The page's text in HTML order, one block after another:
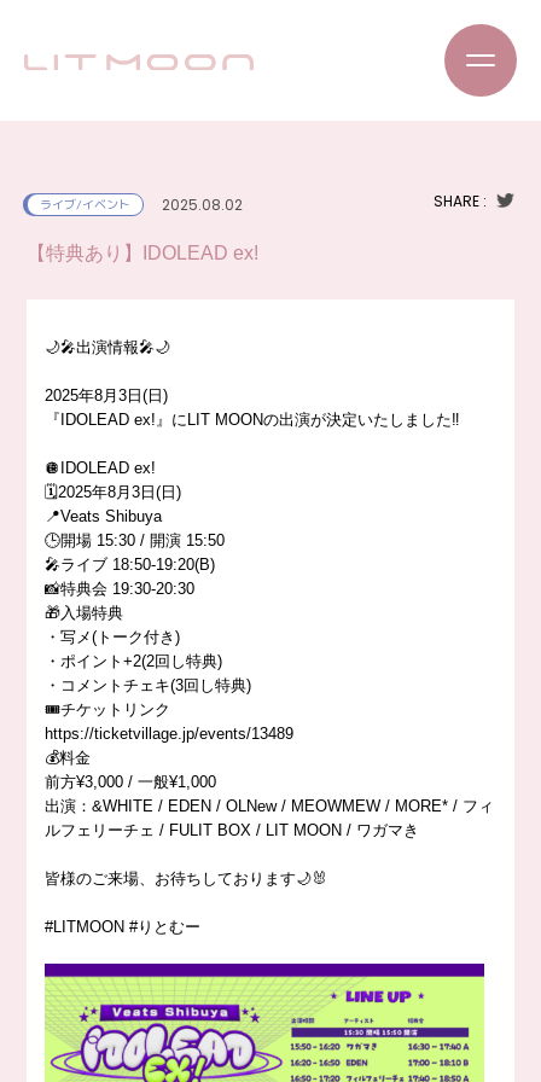
ライブ/イベント 2025.08.02 SHARE :
【特典あり】IDOLEAD ex!
🌙🎤出演情報🎤🌙
2025年8月3日(日)
『IDOLEAD ex!』にLIT MOONの出演が決定いたしました‼️
🪩IDOLEAD ex!
🗓️2025年8月3日(日)
📍Veats Shibuya
🕒開場 15:30 / 開演 15:50
🎤ライブ 18:50-19:20(B)
📸特典会 19:30-20:30
🎁入場特典
・写メ(トーク付き)
・ポイント+2(2回し特典)
・コメントチェキ(3回し特典)
🎟️チケットリンク
https://ticketvillage.jp/events/13489
💰料金
前方¥3,000 / 一般¥1,000
出演：&WHITE / EDEN / OLNew / MEOWMEW / MORE* / フィ
ルフェリーチェ / FULIT BOX / LIT MOON / ワガマき
皆様のご来場、お待ちしております🌙🐰
#LITMOON #りとむー